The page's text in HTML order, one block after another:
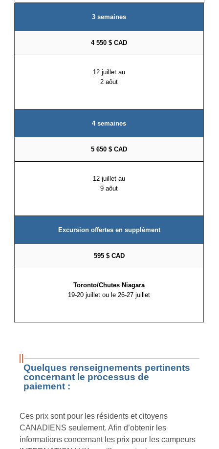
3 semaines
4 550 $ CAD
12 juillet au
2 aôut
4 semaines
5 650 $ CAD
12 juillet au
9 aôut
Excursion offertes en supplément
595 $ CAD
Toronto/Chutes Niagara
19-20 juillet ou le 26-27 juillet
Quelques renseignements pertinents
concernant le processus de
paiement :
Ces prix sont pour les résidents et citoyens
CANADIENS seulement. Afin d’obtenir les
informations concernant les prix pour les campeurs